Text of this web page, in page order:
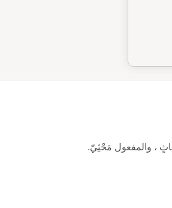
، والمفعول مَحْثِيّ.